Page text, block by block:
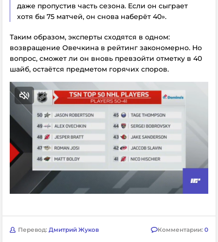
даже пропустив часть сезона. Если он сыграет
хотя бы 75 матчей, он снова наберёт 40».
Таким образом, эксперты сходятся в одном:
возвращение Овечкина в рейтинг закономерно. Но
вопрос, сможет ли он вновь превзойти отметку в 40
шайб, остаётся предметом горячих споров.
Перевод: Дмитрий Жуков Комментарии: 0